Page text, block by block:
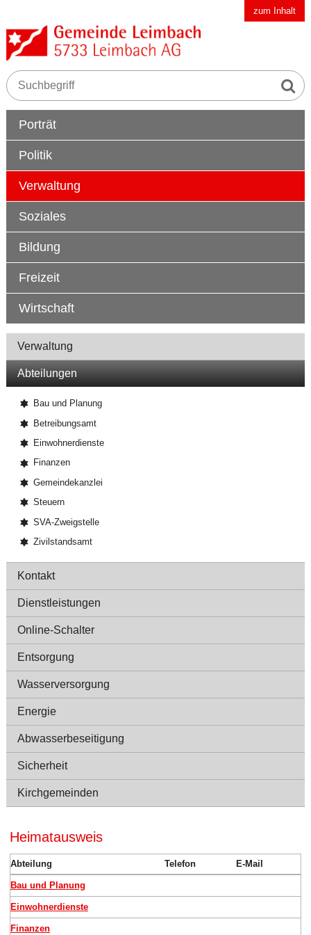
Navigieren in der Gemeinde Leimbach AGzum Inhalt
Suchbegriff
Suche
Hauptnavigation
Porträt
Politik
Verwaltung
Soziales
Bildung
Freizeit
Wirtschaft
Navigation
Verwaltung
Abteilungen
Bau und Planung
Betreibungsamt
Einwohnerdienste
Finanzen
Gemeindekanzlei
Steuern
SVA-Zweigstelle
Zivilstandsamt
Kontakt
Dienstleistungen
Online-Schalter
Entsorgung
Wasserversorgung
Energie
Abwasserbeseitigung
Sicherheit
Kirchgemeinden
Heimatausweis
Abteilung Telefon E-Mail
Bau und Planung
Einwohnerdienste
Finanzen